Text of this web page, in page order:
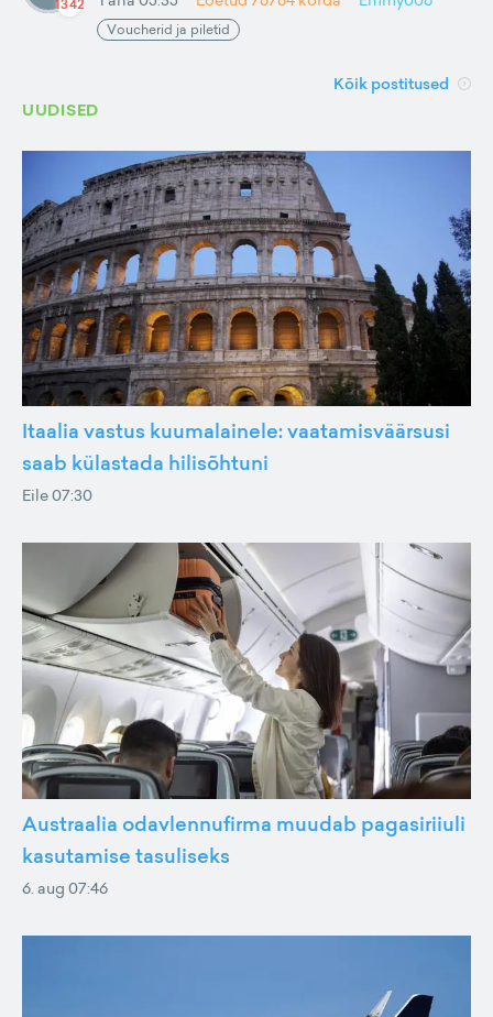
Voucherid ja piletid
Kõik postitused
UUDISED
Itaalia vastus kuumalainele: vaatamisväärsusi
saab külastada hilisõhtuni
Eile 07:30
Austraalia odavlennufirma muudab pagasiriiuli
kasutamise tasuliseks
6. aug 07:46